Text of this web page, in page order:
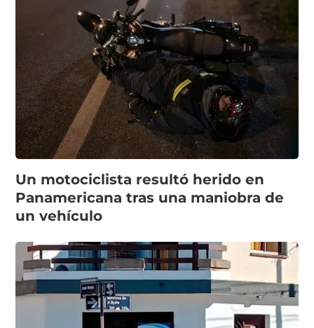
Un motociclista resultó herido en
Panamericana tras una maniobra de
un vehículo